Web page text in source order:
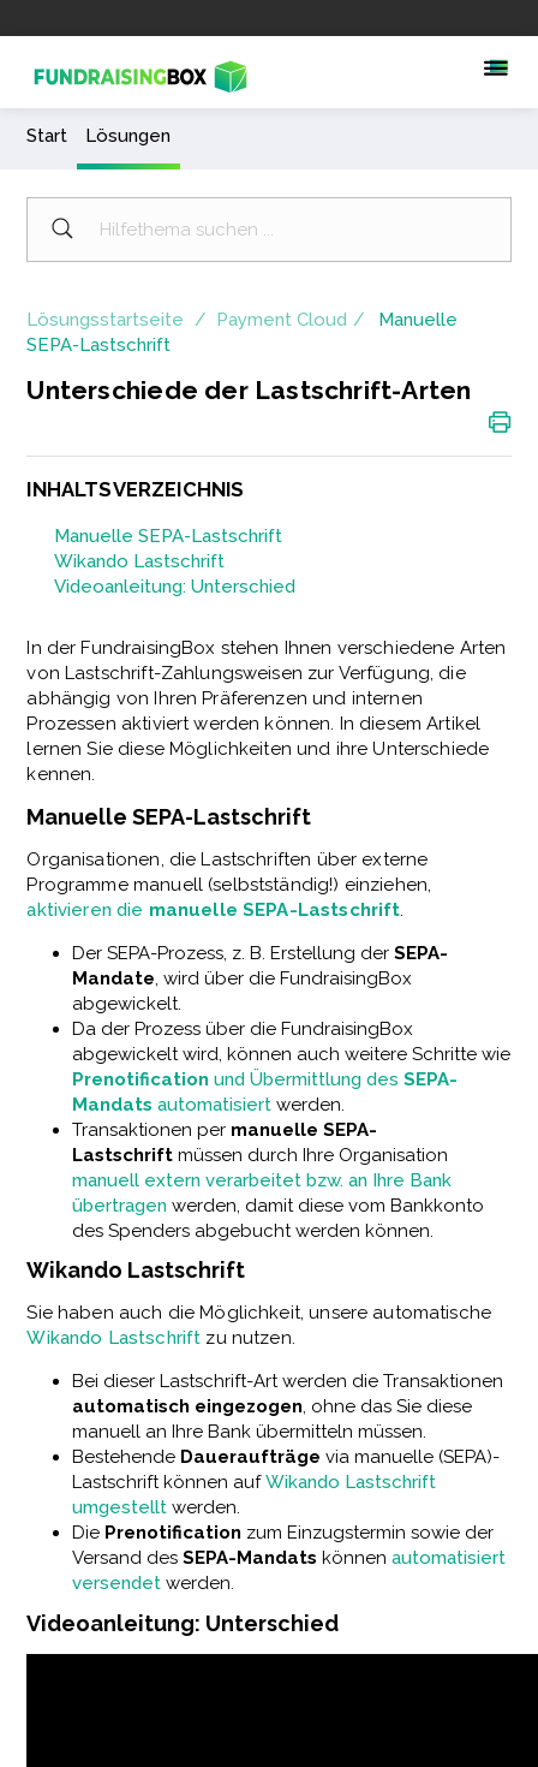
Start Lösungen
Lösungsstartseite Payment Cloud
Manuelle
SEPA-Lastschrift
Unterschiede der Lastschrift-Arten
INHALTSVERZEICHNIS
Manuelle SEPA-Lastschrift
Wikando Lastschrift
Videoanleitung: Unterschied
In der FundraisingBox stehen Ihnen verschiedene Arten
von Lastschrift-Zahlungsweisen zur Verfügung, die
abhängig von Ihren Präferenzen und internen
Prozessen aktiviert werden können. In diesem Artikel
lernen Sie diese Möglichkeiten und ihre Unterschiede
kennen.
Manuelle SEPA-Lastschrift
Organisationen, die Lastschriften über externe
Programme manuell (selbstständig!) einziehen,
aktivieren die manuelle SEPA-Lastschrift
Der SEPA-Prozess, z. B. Erstellung der SEPA-
Mandate , wird über die FundraisingBox
abgewickelt.
Da der Prozess über die FundraisingBox
abgewickelt wird, können auch weitere Schritte wie
Prenotification und Übermittlung des SEPA-
Mandats automatisiertwerden.
Transaktionen per manuelle SEPA-
Lastschrift müssen durch Ihre Organisation
manuell extern verarbeitet bzw. an Ihre Bank
übertragen werden, damit diese vom Bankkonto
des Spenders abgebucht werden können.
Wikando Lastschrift
Sie haben auch die Möglichkeit, unsere automatische
Wikando Lastschrift zu nutzen.
Bei dieser Lastschrift-Art werden die Transaktionen
automatisch eingezogen, ohne das Sie diese
manuell an Ihre Bank übermitteln müssen.
Bestehende Daueraufträge via manuelle (SEPA)-
Lastschrift können aufWikando Lastschrift
umgestelltwerden.
Die Prenotification zum Einzugstermin sowie der
Versand des SEPA-Mandats können automatisiert
versendetwerden.
Videoanleitung: Unterschied